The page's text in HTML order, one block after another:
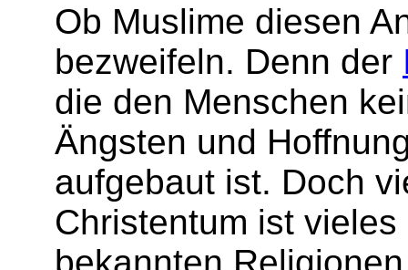
Ob Muslime diesen
bezweifeln. Denn der
die den Menschen
Ängsten und
aufgebaut ist. Doch
Christentum ist
bekannten